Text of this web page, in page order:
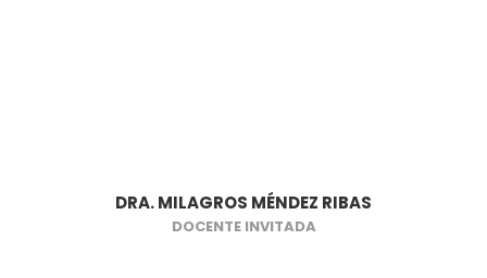
DRA. MILAGROS MÉNDEZ RIBAS
DOCENTE INVITADA